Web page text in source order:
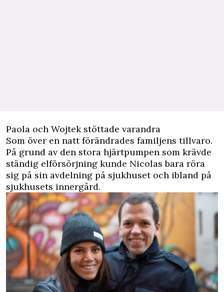
Paola och Wojtek stöttade varandra
Som över en natt förändrades familjens tillvaro.
På grund av den stora hjärtpumpen som krävde
ständig elförsörjning kunde Nicolas bara röra
sig på sin avdelning på sjukhuset och ibland på
sjukhusets innergård.